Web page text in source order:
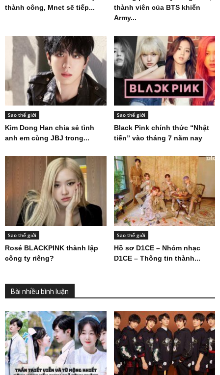
thành công, Mnet sẽ tiếp...
thành viên của BTS khiến
Army...
Sao thế giới
Kim Dong Han chia sẻ tình
anh em cùng JBJ trong...
Sao thế giới
Black Pink chính thức “Nhật
tiến” vào tháng 7 năm nay
Sao thế giới
Rosé BLACKPINK thành lập
công ty riêng?
Sao thế giới
Hồ sơ D1CE – Nhóm nhạc
D1CE – Thông tin thành...
Bài nhiều bình luận